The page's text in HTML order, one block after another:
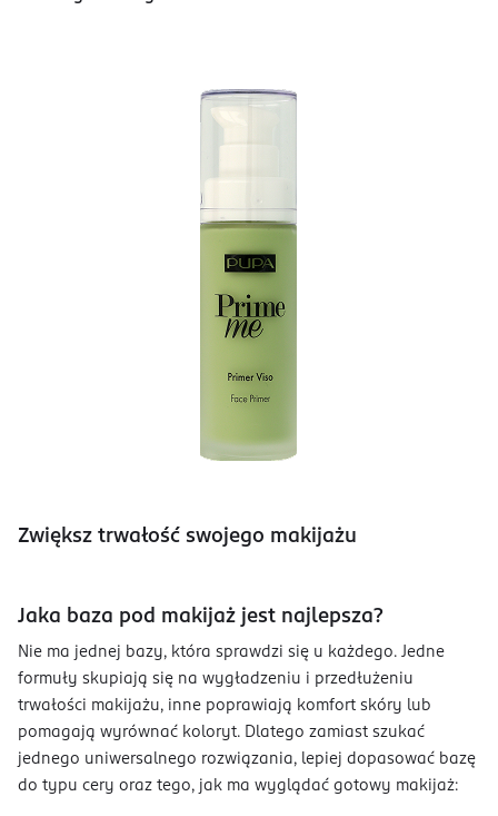
Zwiększ trwałość swojego makijażu
Jaka baza pod makijaż jest najlepsza?
Nie ma jednej bazy, która sprawdzi się u każdego. Jedne
formuły skupiają się na wygładzeniu i przedłużeniu
trwałości makijażu, inne poprawiają komfort skóry lub
pomagają wyrównać koloryt. Dlatego zamiast szukać
jednego uniwersalnego rozwiązania, lepiej dopasować bazę
do typu cery oraz tego, jak ma wyglądać gotowy makijaż: